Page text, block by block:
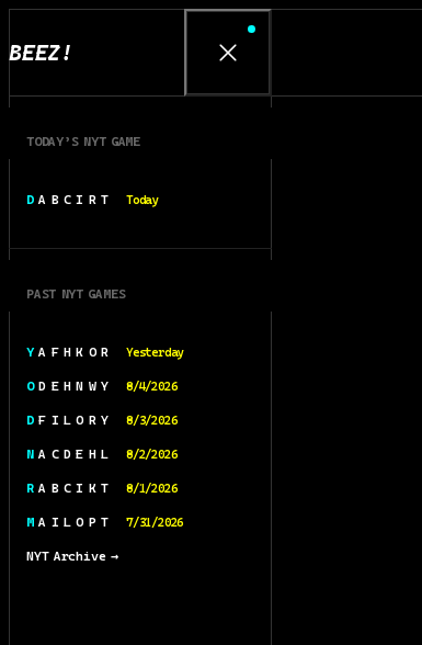
BEEZ!
TODAY’S NYT GAME
D A B C I R T Today
PAST NYT GAMES
Y A F H K O R Yesterday
O D E H N W Y 8/4/2026
D F I L O R Y 8/3/2026
N A C D E H L 8/2/2026
R A B C I K T 8/1/2026
M A I L O P T 7/31/2026
NYT Archive →